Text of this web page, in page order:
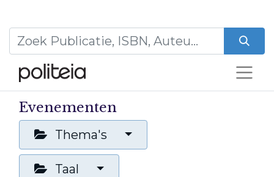
Evenementen
Thema's
Taal